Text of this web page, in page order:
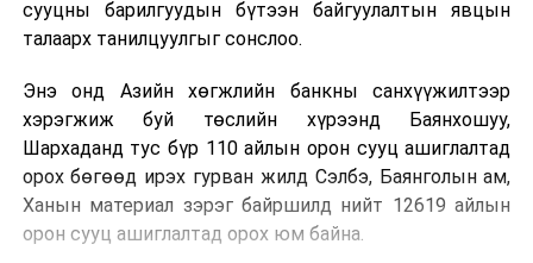
сууцны барилгуудын бүтээн байгуулалтын явцын
талаарх танилцуулгыг сонслоо.
Энэ онд Азийн хөгжлийн банкны санхүүжилтээр
хэрэгжиж буй төслийн хүрээнд Баянхошуу,
Шархаданд тус бүр 110 айлын орон сууц ашиглалтад
орох бөгөөд ирэх гурван жилд Сэлбэ, Баянголын ам,
Ханын материал зэрэг байршилд нийт 12619 айлын
орон сууц ашиглалтад орох юм байна.